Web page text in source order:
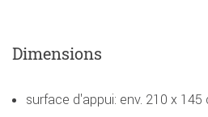
Dimensions
surface d'appui: env. 210 x 145